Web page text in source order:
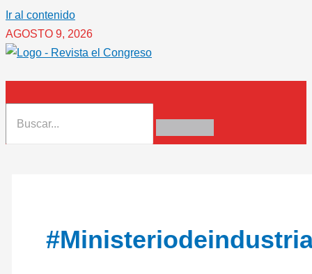
Ir al contenido
AGOSTO 9, 2026